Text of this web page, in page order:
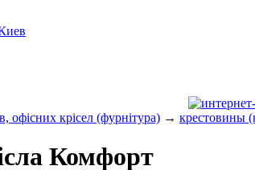
офісних крісел (фурнітура) → крестовины
Комфорт